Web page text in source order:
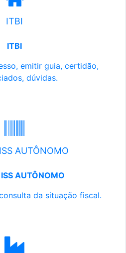
ITBI
ITBI
emitir guia, certidão,
dúvidas.
AUTÔNOMO
AUTÔNOMO
da situação fiscal.